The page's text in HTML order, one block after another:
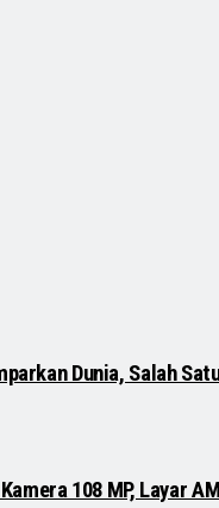
Dunia, Salah
108 MP, Layar